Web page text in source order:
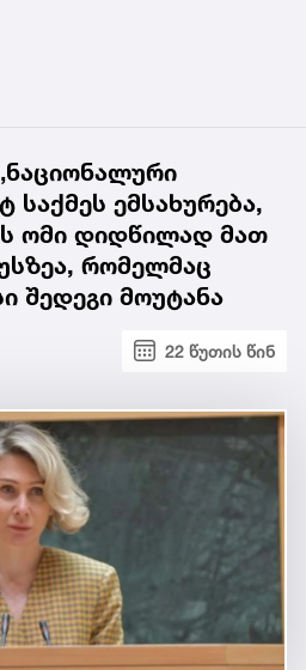
საქმეს ემსახურება,
ომი დიდწილად მათ
რომელმაც
შედეგი მოუტანა
22 წუთის წინ